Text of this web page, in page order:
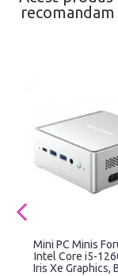
Mini PC Minis
Intel Core i5-
Iris Xe Graphics,